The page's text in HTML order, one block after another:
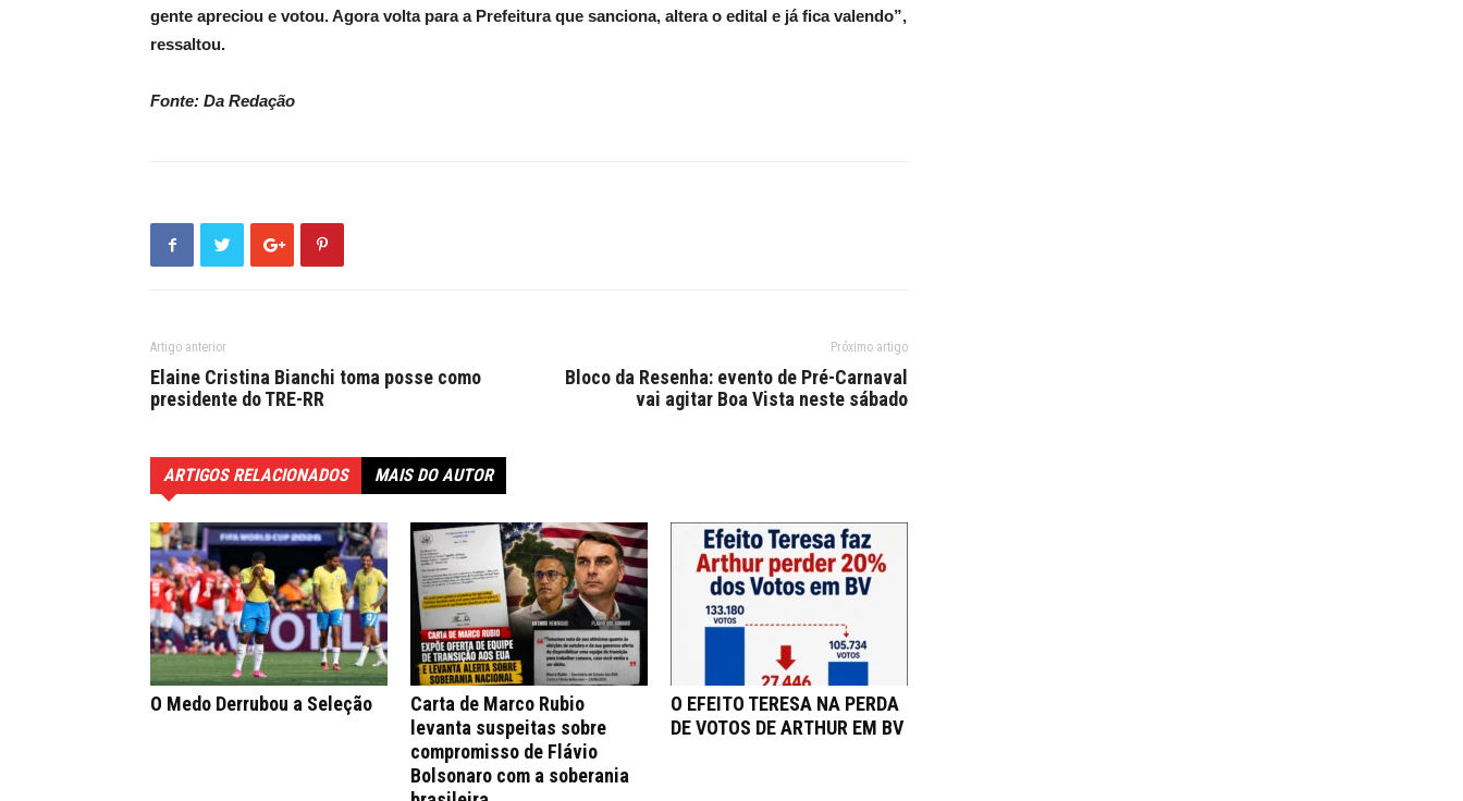
gente apreciou e votou. Agora volta para a Prefeitura que sanciona, altera o edital e já fica valendo”,
ressaltou.
Fonte: Da Redação
Artigo anterior
Elaine Cristina Bianchi toma posse como
presidente do TRE-RR
Próximo artigo
Bloco da Resenha: evento de Pré-Carnaval
vai agitar Boa Vista neste sábado
ARTIGOS RELACIONADOS MAIS DO AUTOR
O Medo Derrubou a Seleção
Carta de Marco Rubio
levanta suspeitas sobre
compromisso de Flávio
Bolsonaro com a soberania
O EFEITO TERESA NA PERDA
DE VOTOS DE ARTHUR EM BV